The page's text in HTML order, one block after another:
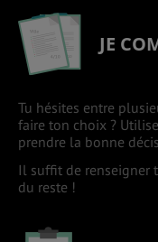
JE
Tu hésites entre
faire ton choix ?
prendre la bonne
Il suffit de renseigner
du reste !